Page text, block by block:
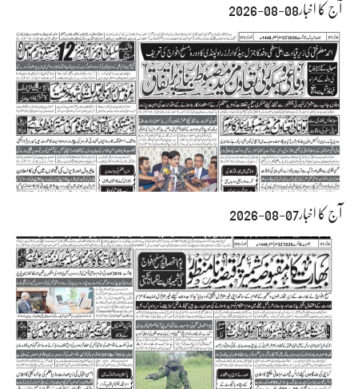
آج کا اخبار08-08-2026
آج کا اخبار07-08-2026